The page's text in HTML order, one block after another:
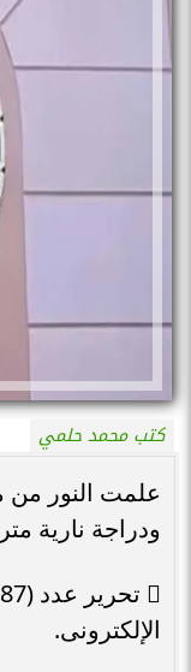
كتب محمد حلمي
ودراجة نارية
الإلكترونى.